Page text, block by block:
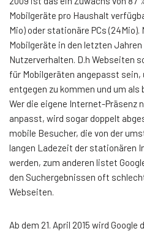
Mobilgeräte pro Haushalt
Mio) oder stationäre PCs
Mobilgeräte in den letzten
Nutzerverhalten. D.h Webseiten
für Mobilgeräten angepasst sein,
entgegen zu kommen und um
Wer die eigene Internet-Präsenz
anpasst, wird sogar doppelt
mobile Besucher, die von der
langen Ladezeit der stationären
werden, zum anderen listet
den Suchergebnissen oft
Webseiten.
Ab dem 21. April 2015 wird